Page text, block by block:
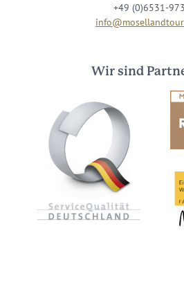
+49 (0)6531-
Wir sind